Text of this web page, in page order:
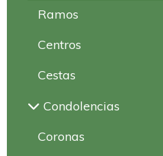
Ramos
Centros
Cestas
Condolencias
Coronas